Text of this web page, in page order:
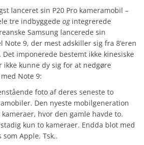
lanceret sin P20 Pro kameramobil –
tre indbyggede ogintegrerede
Samsung lancerede sin
9, der mest adskiller sig fra 8’eren
imponerede bestemt ikke kinesiske
ikke kunne dy sig for at nedgøre
Note 9:
foto af deres seneste to
Den nyeste mobilgeneration
hvor den gamle havde to.
stadig kun to kameraer. Endda blot med
Apple. Tsk..